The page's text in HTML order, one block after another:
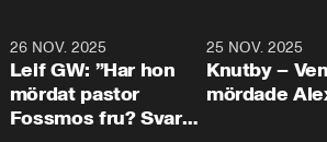
26 NOV. 2025
Leif GW: ”Har hon
mördat pastor
Fossmos fru? Svar
25 NOV. 2025
Knutby –
mördade